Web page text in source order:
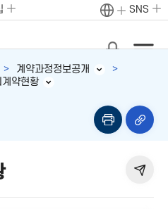
SNS
계약과정정보공개
약현황